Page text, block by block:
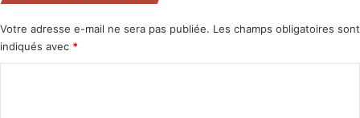
Votre adresse e-mail ne sera pas publiée. Les champs obligatoires sont
indiqués avec *